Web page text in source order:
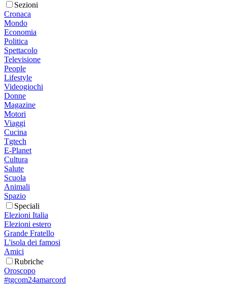
Sezioni
Cronaca
Mondo
Economia
Politica
Spettacolo
Televisione
People
Lifestyle
Videogiochi
Donne
Magazine
Motori
Viaggi
Cucina
Tgtech
E-Planet
Cultura
Salute
Scuola
Animali
Spazio
Speciali
Elezioni Italia
Elezioni estero
Grande Fratello
L'isola dei famosi
Amici
Rubriche
Oroscopo
#tgcom24amarcord